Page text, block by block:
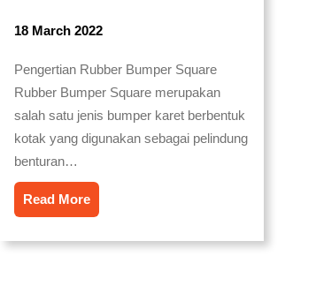
18 March 2022
Pengertian Rubber Bumper Square
Rubber Bumper Square merupakan
salah satu jenis bumper karet berbentuk
kotak yang digunakan sebagai pelindung
benturan…
Read More